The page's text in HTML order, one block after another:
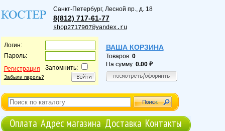
Санкт-Петербург, Лесной пр., д. 18
8(812) 717-61-77
shop2717907@yandex.ru
Логин:
Пароль:
Регистрация
Забыли пароль?
Запомнить:
ВАША КОРЗИНА
Товаров: 0
На сумму: 0.00
Оплата Адрес магазина Доставка Контакты